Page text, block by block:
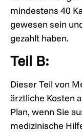
mindestens 40
gewesen sein
gezahlt haben.
Teil B:
Dieser Teil von
ärztliche Kosten
Plan, wenn Sie
medizinische